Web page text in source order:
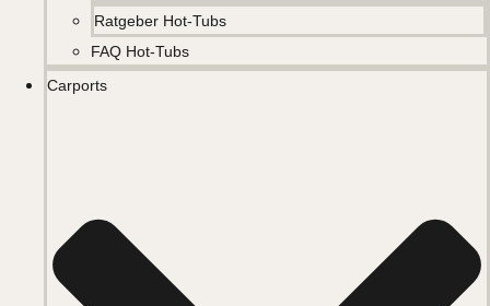
Ratgeber Hot-Tubs
FAQ Hot-Tubs
Carports